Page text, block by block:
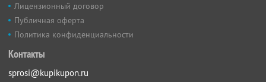
Лицензионный договор
Публичная оферта
Политика конфиденциальности
Контакты
sprosi@kupikupon.ru